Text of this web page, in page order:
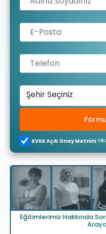
Şehir Seçiniz
KVKK Açık Onay Metnini
Eğitimlerimiz Hakkında